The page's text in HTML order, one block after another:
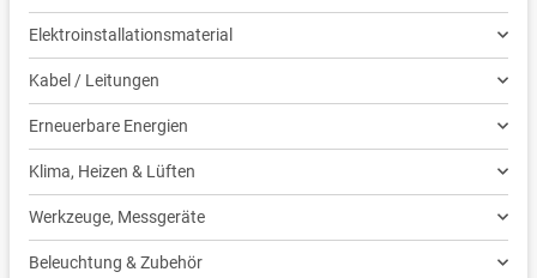
Elektroinstallationsmaterial
Kabel / Leitungen
Erneuerbare Energien
Klima, Heizen & Lüften
Werkzeuge, Messgeräte
Beleuchtung & Zubehör